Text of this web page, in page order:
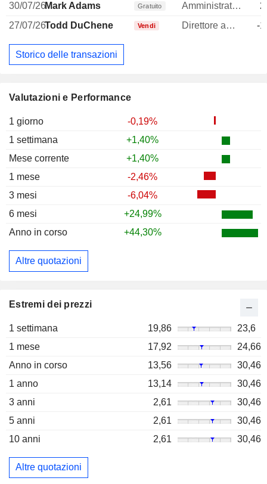
Valutazioni e Performance
1 giorno
-0,19%
1 settimana
+1,40%
Mese corrente
+1,40%
1 mese
-2,46%
3 mesi
-6,04%
6 mesi
+24,99%
Anno in corso
+44,30%
Altre quotazioni
Estremi dei prezzi
1 settimana 19,86
23,6
1 mese
17,92
24,66
Anno in corso
13,56
30,46
1 anno
13,14
30,46
3 anni
2,61
30,46
5 anni
2,61
30,46
10 anni
2,61 30,46
Altre quotazioni
30/07/26Mark Adams Gratuito Amministratore
27/07/26Todd DuChene Vendi Direttore amministrativo (CAO) -
Storico delle transazioni